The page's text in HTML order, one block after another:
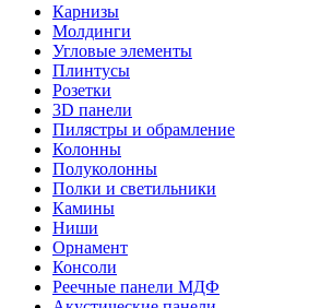
Карнизы
Молдинги
Угловые элементы
Плинтусы
Розетки
3D панели
Пилястры и обрамление
Колонны
Полуколонны
Полки и светильники
Камины
Ниши
Орнамент
Консоли
Реечные панели МДФ